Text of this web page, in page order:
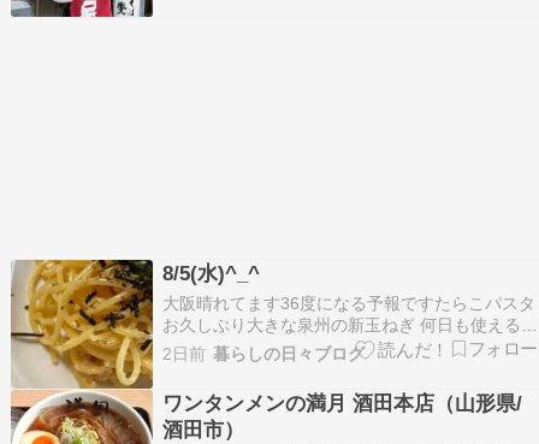
8/5(水)^_^
大阪晴れてます36度になる予報ですたらこパスタ
お久しぶり大きな泉州の新玉ねぎ 何日も使える量
帰宅時間ロピアに寄ってフルーツ補充バナナ "香
蜜" 甘さの純度で何やろ？梨も桃も甘くなってま
す買い物の奥は宅配で来てたメッシュのトートバ
ッグ 便利そう！かねふくの明太子売ってたたらこ
パ…
2日前 暮らしの日々ブログ
ワンタンメンの満月 酒田本店（山形県/
酒田市）